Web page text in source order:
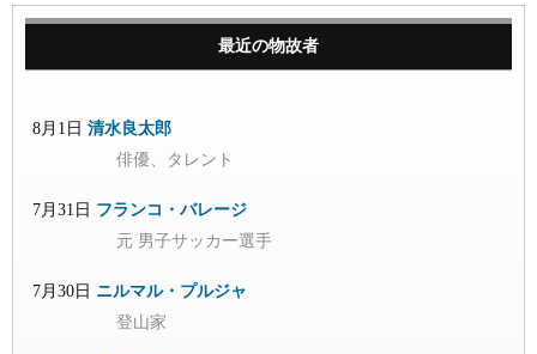
最近の物故者
8月1日 清水良太郎
俳優、タレント
7月31日 フランコ・バレージ
元 男子サッカー選手
7月30日 ニルマル・プルジャ
登山家